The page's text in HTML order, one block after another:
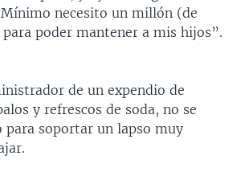
Mínimo necesito un millón (de
poder mantener a mis hijos”.
de un expendio de
y refrescos de soda, no se
para soportar un lapso muy